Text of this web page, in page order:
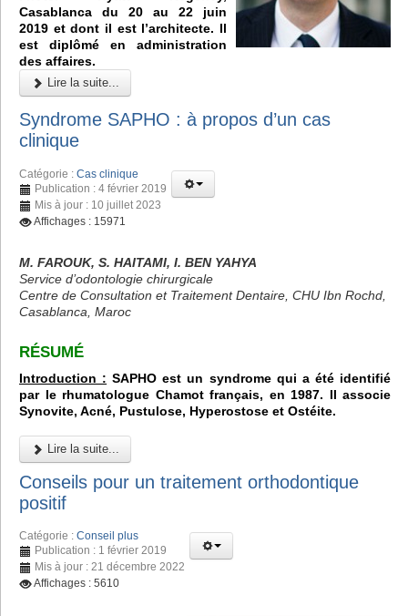
Casablanca du 20 au 22 juin
2019 et dont il est l’architecte. Il
est diplômé en administration
des affaires.
Lire la suite...
Syndrome SAPHO : à propos d’un cas
clinique
Catégorie : Cas clinique
Publication : 4 février 2019
Mis à jour : 10 juillet 2023
Affichages : 15971
M. FAROUK, S. HAITAMI, I. BEN YAHYA
Service d’odontologie chirurgicale
Centre de Consultation et Traitement Dentaire, CHU Ibn Rochd,
Casablanca, Maroc
RÉSUMÉ
Introduction : SAPHO est un syndrome qui a été identifié
par le rhumatologue Chamot français, en 1987. Il associe
Synovite, Acné, Pustulose, Hyperostose et Ostéite.
Lire la suite...
Conseils pour un traitement orthodontique
positif
Catégorie : Conseil plus
Publication : 1 février 2019
Mis à jour : 21 décembre 2022
Affichages : 5610